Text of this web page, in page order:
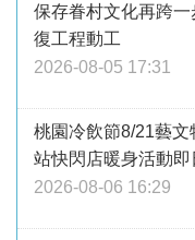
保存眷村文化再跨
復工程動工
2026-08-05 17:31
桃園冷飲節8/21藝
站快閃店暖身活動
2026-08-06 16:29